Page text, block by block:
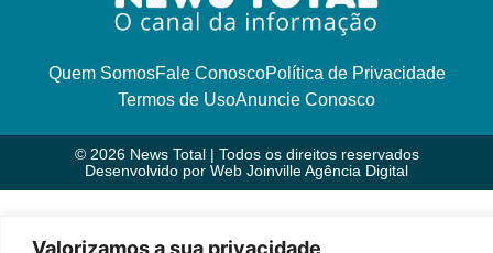
Valorizamos a sua privacidade
Quem SomosFale ConoscoPolítica de Privacidade
Termos de UsoAnuncie Conosco
© 2026 News Total | Todos os direitos reservados
Desenvolvido por Web Joinville Agência Digital